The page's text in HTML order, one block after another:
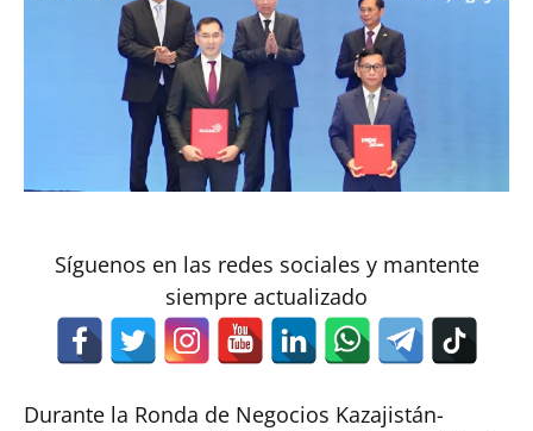
Síguenos en las redes sociales y mantente
siempre actualizado
Durante la Ronda de Negocios Kazajistán-